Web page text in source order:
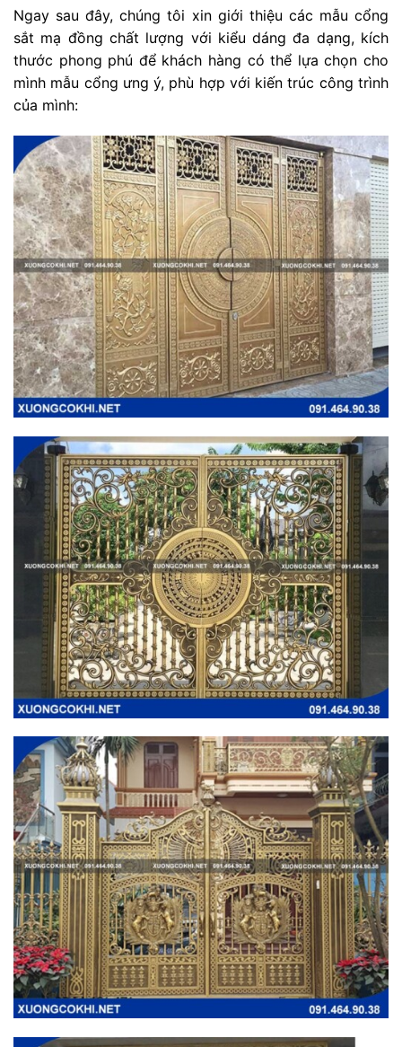
Ngay sau đây, chúng tôi xin giới thiệu các mẫu cổng
sắt mạ đồng chất lượng với kiểu dáng đa dạng, kích
thước phong phú để khách hàng có thể lựa chọn cho
mình mẫu cổng ưng ý, phù hợp với kiến trúc công trình
của mình: